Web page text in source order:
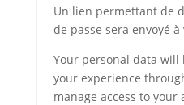
Un lien permettant de
de passe sera envoyé
Your personal data
your experience
manage access to